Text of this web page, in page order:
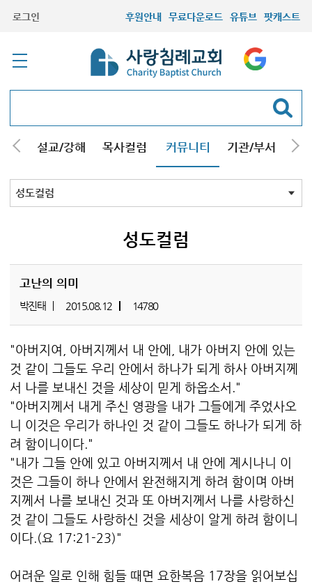
로그인 후원안내 무료다운로드 유튜브 팟캐스트
내 설교/강해 목사컬럼 커뮤니티 기관/부서 선
최근등록자료
자유게시판
교회소식
성도컬럼
성도컬럼
고난의 의미
박진태 2015.08.12 14780
"아버지여, 아버지께서 내 안에, 내가 아버지 안에 있는
것 같이 그들도 우리 안에서 하나가 되게 하사 아버지께
서 나를 보내신 것을 세상이 믿게 하옵소서."
"아버지께서 내게 주신 영광을 내가 그들에게 주었사오
니 이것은 우리가 하나인 것 같이 그들도 하나가 되게 하
려 함이니이다."
"내가 그들 안에 있고 아버지께서 내 안에 계시나니 이
것은 그들이 하나 안에서 완전해지게 하려 함이며 아버
지께서 나를 보내신 것과 또 아버지께서 나를 사랑하신
것 같이 그들도 사랑하신 것을 세상이 알게 하려 함이니
이다.(요 17:21-23)"
어려운 일로 인해 힘들 때면 요한복음 17장을 읽어보십